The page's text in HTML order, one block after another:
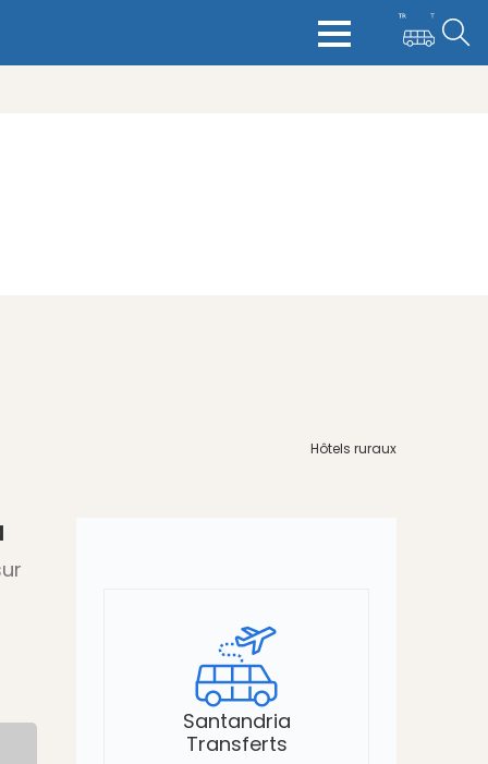
Hôtels ruraux
Santandria
Transferts